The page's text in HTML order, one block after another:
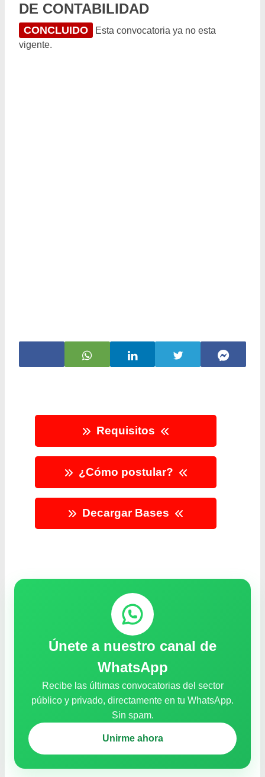
DE CONTABILIDAD
CONCLUIDO
Esta convocatoria ya no esta
vigente.
Requisitos
¿Cómo postular?
Decargar Bases
Únete a nuestro canal de
WhatsApp
Recibe las últimas convocatorias del sector
público y privado, directamente en tu WhatsApp.
Sin spam.
Unirme ahora